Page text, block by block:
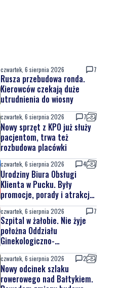
czwartek, 6 sierpnia 2026 7
Rusza przebudowa ronda.
Kierowców czekają duże
utrudnienia do wiosny
czwartek, 6 sierpnia 2026 7
Nowy sprzęt z KPO już służy
pacjentom, trwa też
rozbudowa placówki
czwartek, 6 sierpnia 2026 4
Urodziny Biura Obsługi
Klienta w Pucku. Były
promocje, porady i atrakcje
dla najmłodszych
czwartek, 6 sierpnia 2026 7
Szpital w żałobie. Nie żyje
położna Oddziału
Ginekologiczno-
Położniczego
czwartek, 6 sierpnia 2026 2
Nowy odcinek szlaku
rowerowego nad Bałtykiem.